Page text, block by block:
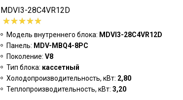
MDVI3-28C4VR12D
Модель внутреннего блока: MDVI3-28C4VR12D
Панель: MDV-MBQ4-8PC
Поколение: V8
Тип блока: кассетный
Холодопроизводительность, кВт: 2,80
Теплопроизводительность, кВт: 3,20